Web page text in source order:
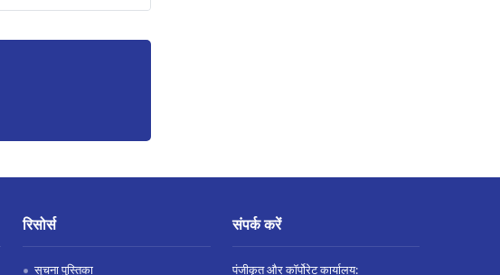
रिसोर्स
सूचना पुस्तिका
संपर्क करें
पंजीकृत और कॉर्पोरेट कार्यालय: